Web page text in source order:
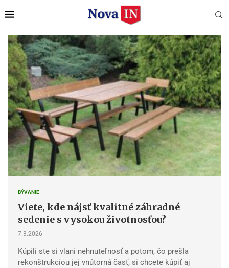
BÝVANIE
Viete, kde nájsť kvalitné záhradné
sedenie s vysokou životnosťou?
7.3.2026
Kúpili ste si vlani nehnuteľnosť a potom, čo prešla
rekonštrukciou jej vnútorná časť, si chcete kúpiť aj